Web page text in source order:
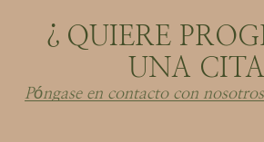
¿QUIERE
UNA
Póngase en contacto con